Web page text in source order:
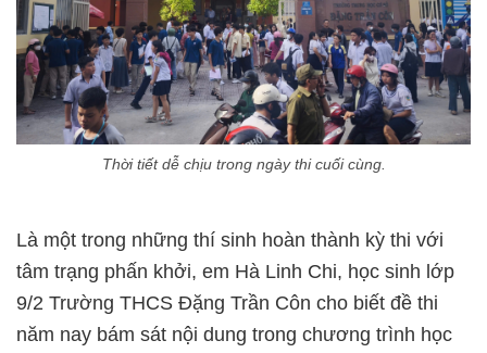
Thời tiết dễ chịu trong ngày thi cuối cùng.
Là một trong những thí sinh hoàn thành kỳ thi với
tâm trạng phấn khởi, em Hà Linh Chi, học sinh lớp
9/2 Trường THCS Đặng Trần Côn cho biết đề thi
năm nay bám sát nội dung trong chương trình học